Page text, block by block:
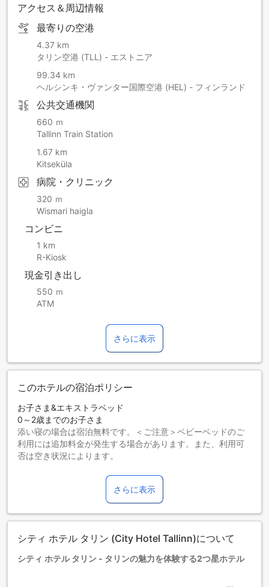
アクセス＆周辺情報
最寄りの空港
4.37 km
タリン空港 (TLL) - エストニア
99.34 km
ヘルシンキ・ヴァンター国際空港 (HEL) - フィンランド
公共交通機関
660 ｍ
Tallinn Train Station
1.67 km
Kitseküla
病院・クリニック
320 ｍ
Wismari haigla
コンビニ
1 km
R-Kiosk
現金引き出し
550 ｍ
ATM
さらに表示
このホテルの宿泊ポリシー
お子さま&エキストラベッド
0～2歳までのお子さま
添い寝の場合は宿泊無料です。＜ご注意＞ベビーベッドのご
利用には追加料金が発生する場合があります。また、利用可
否は空き状況によります。
添い寝の場合は宿泊無料です。
13歳以上の宿泊者は大人とみなされます。
エキストラベッドの追加可否は、ルームタイプにより異なり
ます。各ルームタイプ欄の記載をお確かめください。ルーム
ていない場合は、エキストラベッドの追加はできません。
追加料金が適用されることがありますのでご了承ください。
さらに表示
シティ ホテル タリン (City Hotel Tallinn)について
シティ ホテル タリン - タリンの魅力を体験する2つ星ホテル